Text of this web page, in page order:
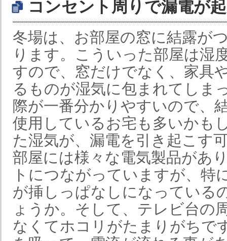
コンセント周りで漏電が
冬場は、お部屋の窓に結露が
ります。こういった部屋は湿
すので、窓だけでなく、家具
るものが湿気に包まれてしま
際が一番分かりやすいので、
使用しているお宅も多いかも
た湿気が、漏電を引き起こす
部屋には様々な電気製品があ
トにつながっていますが、特
が挿しっぱなしになっている
ょうか。そして、テレビ台の
なくてホコリがたまりがちで